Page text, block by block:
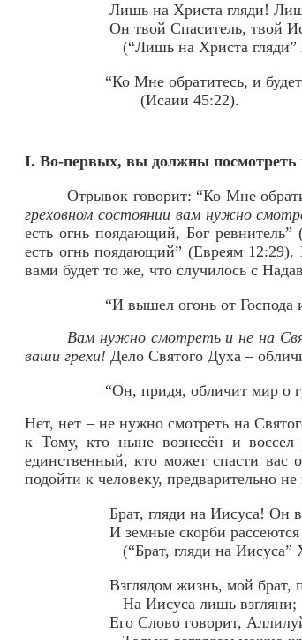
Лишь на Христа гляди!
Он твой Спаситель, твой
(“Лишь на Христа
“Ко Мне обратитесь, и
(Исаии 45:22).
I. Во-первых, вы должны посмотреть
Отрывок говорит: “Ко Мне
греховном состоянии вам нужно
есть огнь поядающий, Бог
есть огнь поядающий” (Евреям
вами будет то же, что случилось с
“И вышел огонь от
Вам нужно смотреть и не на
ваши грехи! Дело Святого Духа –
“Он, придя, обличит мир о
Нет, нет – не нужно смотреть на
к Тому, кто ныне вознесён и
единственный, кто может спасти
подойти к человеку, предварительно
Брат, гляди на Иисуса! Он
И земные скорби
(“Брат, гляди на Иисуса”
Взглядом жизнь, мой брат,
На Иисуса лишь взгляни;
Его Слово говорит,